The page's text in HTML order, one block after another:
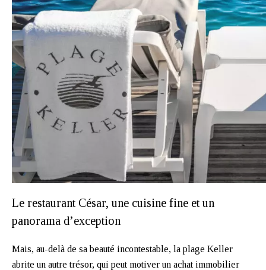
Le restaurant César, une cuisine fine et un
panorama d’exception
Mais, au-delà de sa beauté incontestable, la plage Keller
abrite un autre trésor, qui peut motiver un achat immobilier